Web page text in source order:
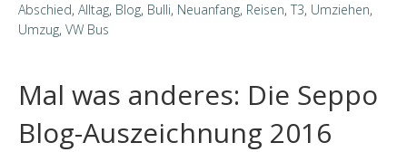
Abschied, Alltag, Blog, Bulli, Neuanfang, Reisen, T3, Umziehen,
Umzug, VW Bus
Mal was anderes: Die Seppo
Blog-Auszeichnung 2016